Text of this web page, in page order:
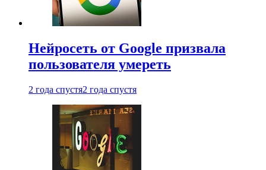
Нейросеть от Google призвала
пользователя умереть
2 года спустя2 года спустя